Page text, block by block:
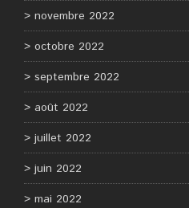
novembre 2022
octobre 2022
septembre 2022
août 2022
juillet 2022
juin 2022
mai 2022